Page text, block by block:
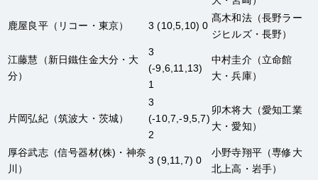
鹿屋良平（リコー・東京） 3 (10,5,10) 0
髙木和法（長野ラー
ジヒルズ・長野）
江藤慧 （新日鐵住金大分・大
分）
3
(-9,6,11,13)
1
中村圭介（立命館
大・兵庫）
片岡弘紀（筑波大・茨城）
3
(-10,7,-9,5,7)
2
卯木将大（愛知工業
大・愛知）
厚谷武志（信号器材(株)・神奈
川）
3 (9,11,7) 0
小野寺翔平 （専修大
北上高・岩手）